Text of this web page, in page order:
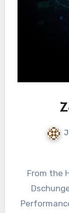
From the